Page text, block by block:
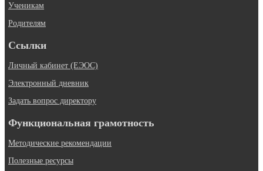
Ученикам
Родителям
Ссылки
Личный кабинет (ЕЭОС)
Электронный дневник
Задать вопрос директору
Функциональная грамотность
Методические рекомендации
Полезные ресурсы